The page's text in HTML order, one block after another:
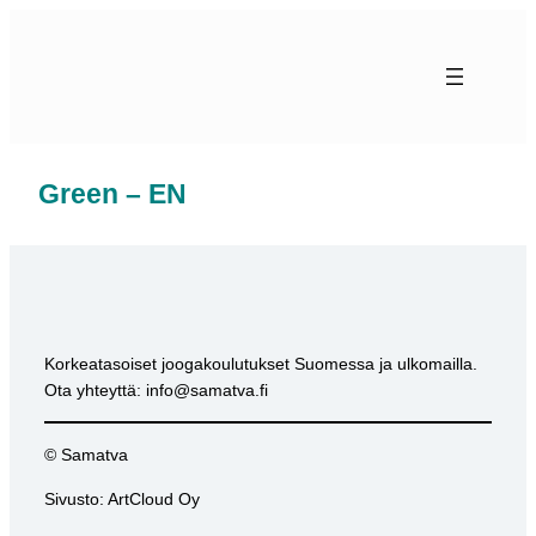
Green – EN
Korkeatasoiset joogakoulutukset Suomessa ja ulkomailla.
Ota yhteyttä: info@samatva.fi
© Samatva
Sivusto: ArtCloud Oy